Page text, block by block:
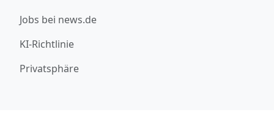
Jobs bei news.de
KI-Richtlinie
Privatsphäre